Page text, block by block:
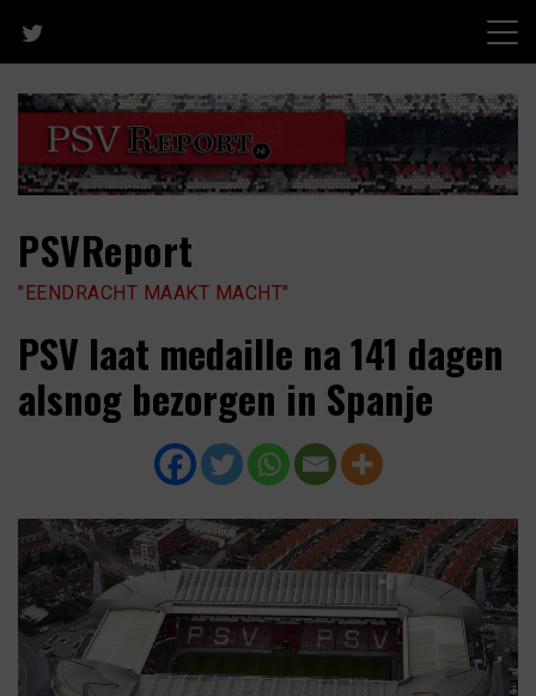
content
PSVReport
"EENDRACHT MAAKT MACHT"
PSV laat medaille na 141 dagen
alsnog bezorgen in Spanje